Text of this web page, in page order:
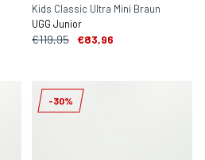
Kids Classic Ultra Mini Braun
UGG Junior
€119,95 €83,96
-30%